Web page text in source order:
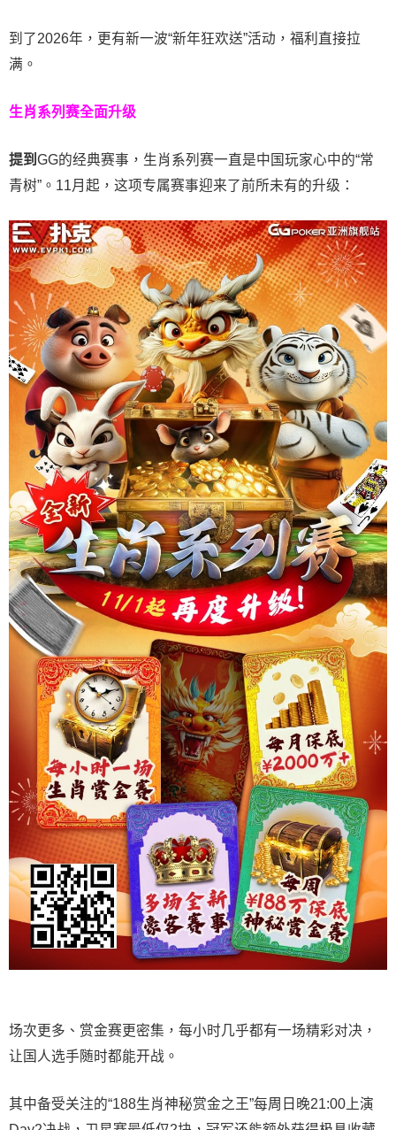
到了2026年，更有新一波“新年狂欢送”活动，福利直接拉
满。
生肖系列赛全面升级
提到 GG的经典赛事，生肖系列赛一直是中国玩家心中的“常
青树”。11月起，这项专属赛事迎来了前所未有的升级：
场次更多、赏金赛更密集，每小时几乎都有一场精彩对决，
让国人选手随时都能开战。
其中备受关注的“188生肖神秘赏金之王”每周日晚21:00上演